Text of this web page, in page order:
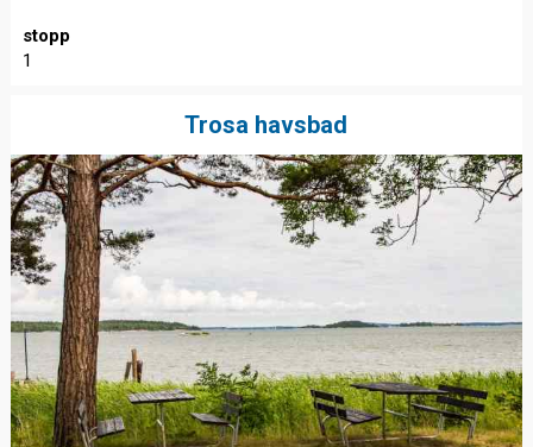
stopp
1
Trosa havsbad